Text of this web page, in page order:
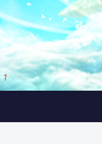
1 / 3